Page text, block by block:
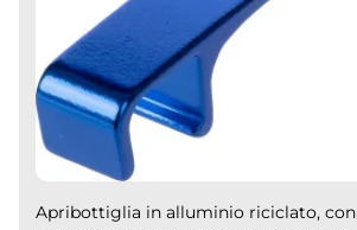
Apribottiglia in alluminio riciclato,